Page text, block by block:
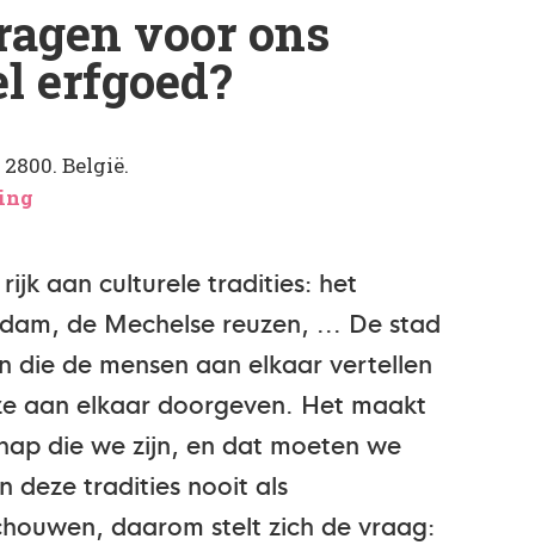
voor ons
erfgoed?
België.
aan culturele tradities: het
de Mechelse reuzen, ... De stad
die de mensen aan elkaar vertellen
aan elkaar doorgeven. Het maakt
die we zijn, en dat moeten we
deze tradities nooit als
daarom stelt zich de vraag: